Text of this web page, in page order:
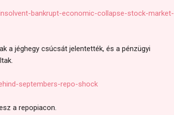
bankrupt-economic-collapse-stock-market-
a jéghegy csúcsát jelentették, és a pénzügyi
septembers-repo-shock
a repopiacon.